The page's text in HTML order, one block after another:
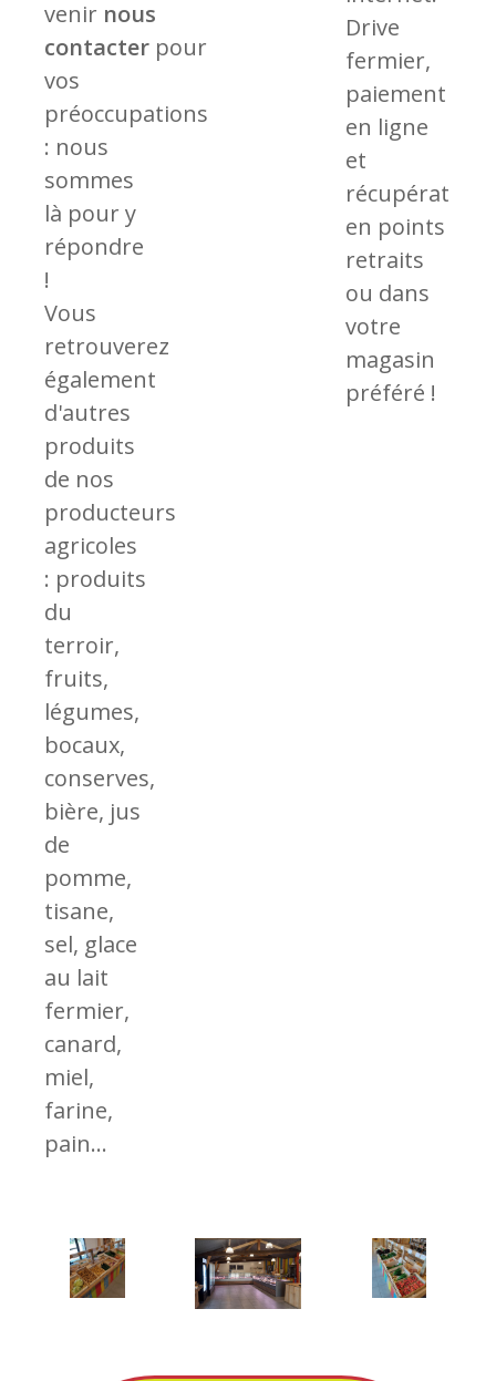
venir nous
contacter pour
vos
préoccupations
: nous
sommes
là pour y
répondre
!
Vous
retrouverez
également
d'autres
produits
de nos
producteurs
agricoles
: produits
du
terroir,
fruits,
légumes,
bocaux,
conserves,
bière, jus
de
pomme,
tisane,
sel, glace
au lait
fermier,
canard,
miel,
farine,
pain...
Drive
fermier,
paiement
en ligne
et
récupération
en points
retraits
ou dans
votre
magasin
préféré !